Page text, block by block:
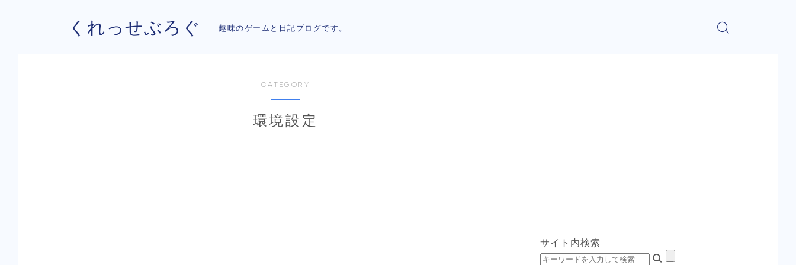
くれっせぶろぐ 趣味のゲームと日記ブログです。
CATEGORY
環境設定
サイト内検索